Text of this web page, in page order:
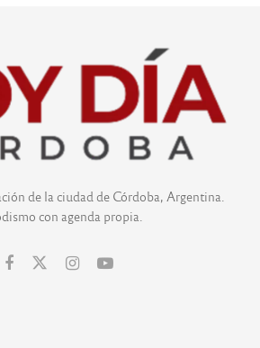
de la ciudad de Córdoba, Argentina.
con agenda propia.